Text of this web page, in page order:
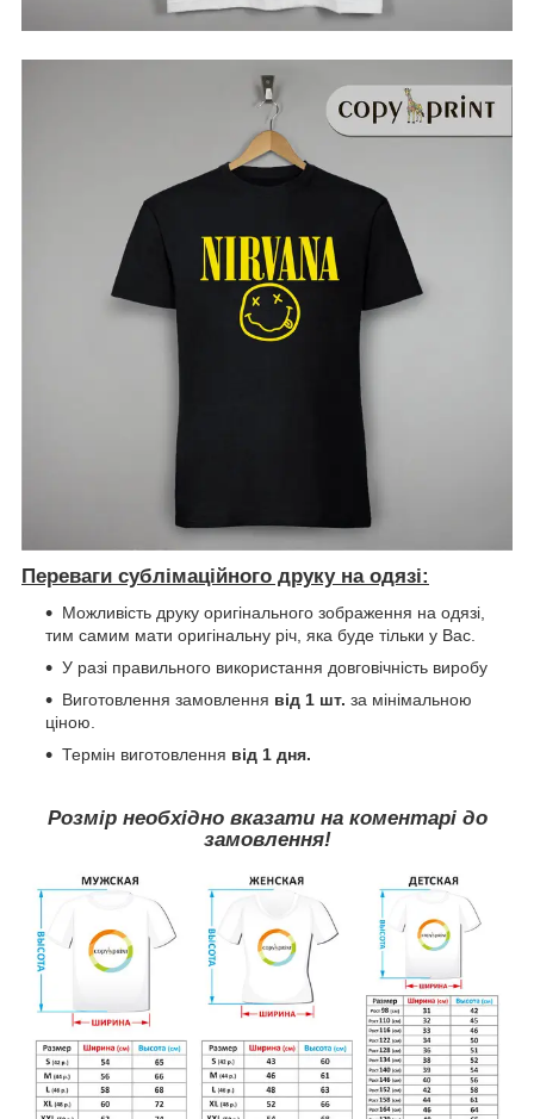
Переваги сублімаційного друку на одязі:
Можливість друку оригінального зображення на одязі,
тим самим мати оригінальну річ, яка буде тільки у Вас.
У разі правильного використання довговічність виробу
Виготовлення замовлення від 1 шт. за мінімальною
ціною.
Термін виготовлення від 1 дня.
Розмір необхідно вказати на коментарі до
замовлення!